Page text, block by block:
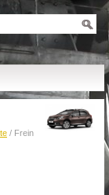
/ Frein